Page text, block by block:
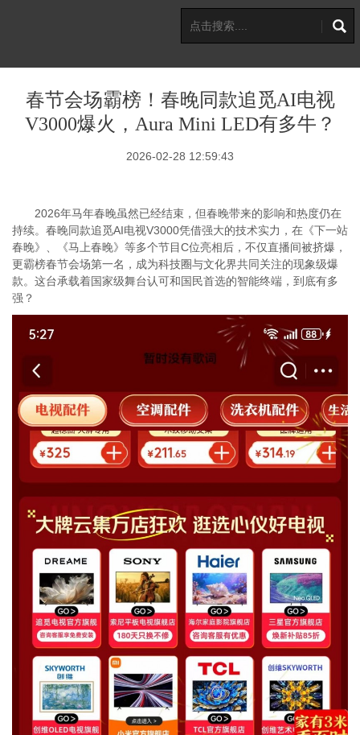
春节会场霸榜！春晚同款追觅AI电视
V3000爆火，Aura Mini LED有多牛？
2026-02-28 12:59:43
2026年马年春晚虽然已经结束，但春晚带来的影响和热度仍在
持续。春晚同款追觅AI电视V3000凭借强大的技术实力，在《下一站
春晚》、《马上春晚》等多个节目C位亮相后，不仅直播间被挤爆，
更霸榜春节会场第一名，成为科技圈与文化界共同关注的现象级爆
款。这台承载着国家级舞台认可和国民首选的智能终端，到底有多
强？